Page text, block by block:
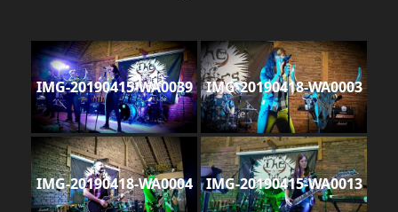
IMG-20190415-WA0039 IMG-20190418-WA0003
IMG-20190418-WA0004 IMG-20190415-WA0013